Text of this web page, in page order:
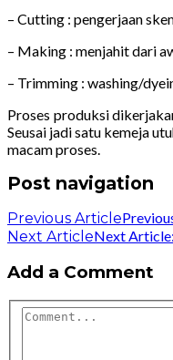
– Cutting : pengerjaan
– Making : menjahit dari
– Trimming : washing/
Proses produksi
Seusai jadi satu kemeja
macam proses.
Post navigation
Previous Article
Next ArticleNext Article:
Add a Comment